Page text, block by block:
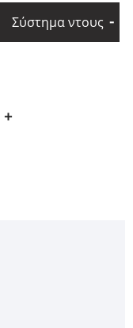
Σύστημα ντους